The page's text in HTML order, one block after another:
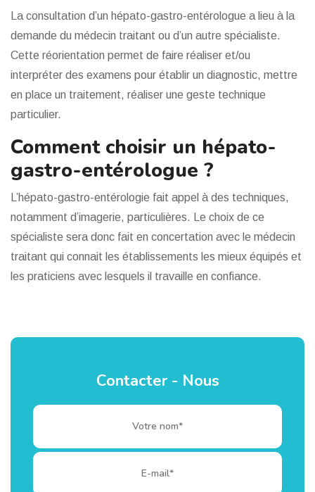
La consultation d’un hépato-gastro-entérologue a lieu à la
demande du médecin traitant ou d’un autre spécialiste.
Cette réorientation permet de faire réaliser et/ou
interpréter des examens pour établir un diagnostic, mettre
en place un traitement, réaliser une geste technique
particulier.
Comment choisir un hépato-
gastro-entérologue ?
L’hépato-gastro-entérologie fait appel à des techniques,
notamment d’imagerie, particulières. Le choix de ce
spécialiste sera donc fait en concertation avec le médecin
traitant qui connait les établissements les mieux équipés et
les praticiens avec lesquels il travaille en confiance.
Contacter - Nous